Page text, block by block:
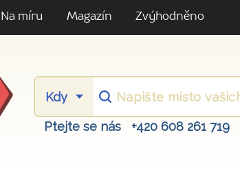
Na míru Magazín Zvýhodněno
Ptejte se nás +420 608 261 719